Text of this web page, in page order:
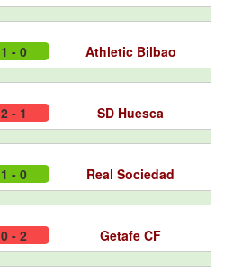
1 - 0 Athletic Bilbao
2 - 1 SD Huesca
1 - 0 Real Sociedad
0 - 2 Getafe CF